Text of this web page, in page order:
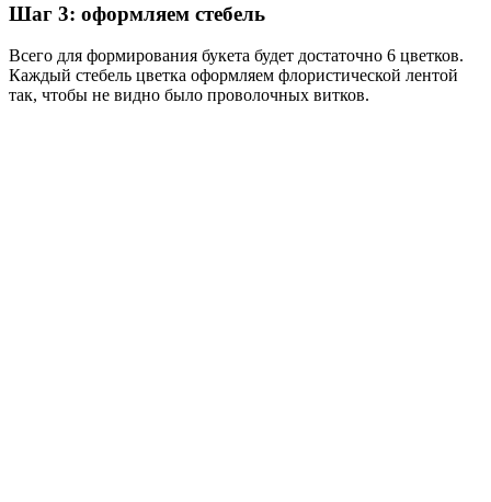
Шаг 3: оформляем стебель
Всего для формирования букета будет достаточно 6 цветков.
Каждый стебель цветка оформляем флористической лентой
так, чтобы не видно было проволочных витков.